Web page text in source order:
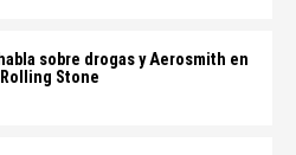
sobre drogas y Aerosmith en
Stone